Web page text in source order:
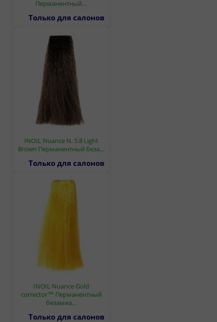
Перманентный…
Только для салонов
INOIL Nuance N. 5.8 Light
Brown Перманентный беза…
Только для салонов
INOIL Nuance Gold
corrector™ Перманентный
безамиа…
Только для салонов